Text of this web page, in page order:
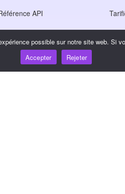
API
possible sur notre site web.
Accepter
Rejeter